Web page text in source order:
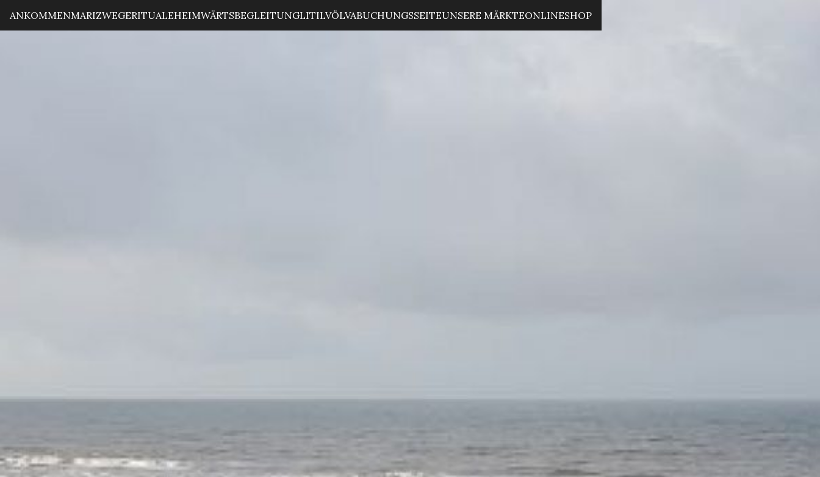
ANKOMMENMARIZWEGERITUALEHEIMWÄRTSBEGLEITUNGLITILVÖLVABUCHUNGSSEITEUNSERE MÄRKTEONLINESHOP